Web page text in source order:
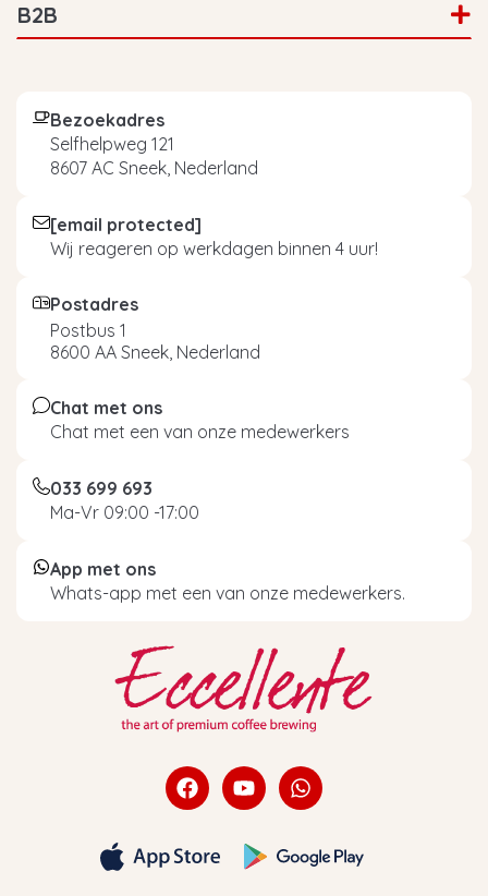
B2B
Bezoekadres
Selfhelpweg 121
8607 AC Sneek, Nederland
[email protected]
Wij reageren op werkdagen binnen 4 uur!
Postadres
Postbus 1
8600 AA Sneek, Nederland
Chat met ons
Chat met een van onze medewerkers
033 699 693
Ma-Vr 09:00 -17:00
App met ons
Whats-app met een van onze medewerkers.